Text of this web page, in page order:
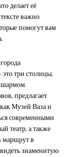
делает её
важно
помогут вам
три столицы,
шармом.
предлагает
Музей Ваза и
современными
театр, а также
маршрут в
знаменитую